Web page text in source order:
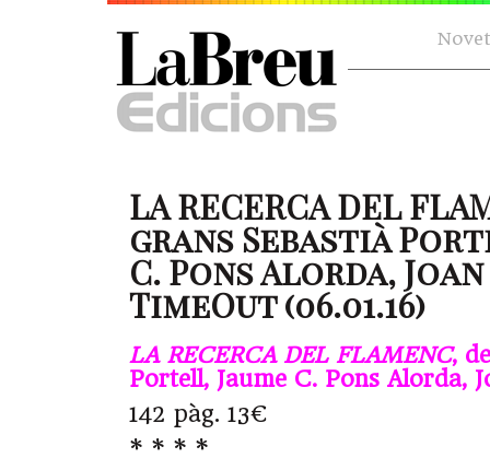
LA RECERCA DEL
grans Sebastià
C. Pons Alorda,
TimeOut (06.01.16)
LA RECERCA DEL FLAMENC,
Portell, Jaume C. Pons Alorda,
142 pàg. 13€
* * * *